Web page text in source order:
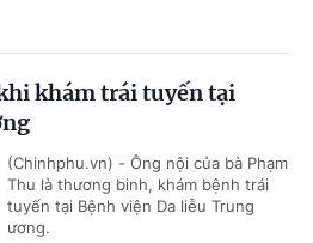
khám trái tuyến tại
(Chinhphu.vn) - Ông nội của bà Phạm
Thu là thương binh, khám bệnh trái
tuyến tại Bệnh viện Da liễu Trung
ương.